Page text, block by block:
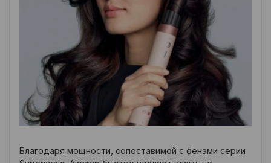
Благодаря мощности, сопоставимой с фенами серии